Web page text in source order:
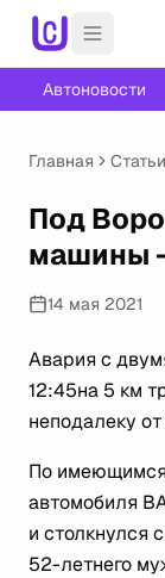
Автоновости
Главная Статьи
Под
машины
14 мая 2021
Авария с
12:45на 5 км
неподалеку
По
автомобиля
и столкнулся
52-летнего